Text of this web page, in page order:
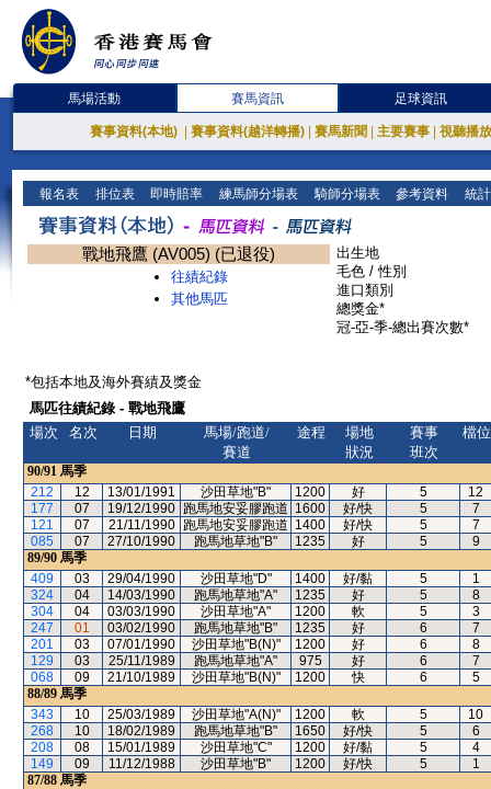
馬場活動 賽馬資訊 足球資訊
賽事資料(本地) 賽事資料(越洋轉播) 賽馬新聞 主要賽事 視聽播
報名表 排位表 即時賠率 練馬師分場表 騎師分場表 參考資料 統
戰地飛鷹 (AV005) (已退役)
往績紀錄
其他馬匹
出生地
毛色 / 性別
進口類別
總獎金*
冠-亞-季-總出賽次數*
*包括本地及海外賽績及獎金
馬匹往績紀錄 - 戰地飛鷹
場次
名次 日期
馬場/跑道/
賽道
途程
場地
狀況
賽事
班次
檔位
90/91 馬季
212
12 13/01/1991 沙田草地"B" 1200 好 5
12
177
07 19/12/1990 跑馬地安妥膠跑道 1600 好/快 5
7
121
07 21/11/1990 跑馬地安妥膠跑道 1400 好/快 5
7
085
07 27/10/1990 跑馬地草地"B" 1235 好 5
9
89/90 馬季
409
03 29/04/1990 沙田草地"D" 1400 好/黏 5
1
324
04 14/03/1990 跑馬地草地"A" 1235 好 5
8
304
04 03/03/1990 沙田草地"A" 1200 軟 5
3
247
01 03/02/1990 跑馬地草地"B" 1235 好 6
7
201
03 07/01/1990 沙田草地"B(N)" 1200 好 6
8
129
03 25/11/1989 跑馬地草地"A" 975 好 6
7
068
09 21/10/1989 沙田草地"B(N)" 1200 快 6
5
88/89 馬季
343
10 25/03/1989 沙田草地"A(N)" 1200 軟 5
10
268
10 18/02/1989 跑馬地草地"B" 1650 好/快 5
6
208
08 15/01/1989 沙田草地"C" 1200 好/黏 5
4
149
09 11/12/1988 沙田草地"B" 1200 好/快 5
1
87/88 馬季